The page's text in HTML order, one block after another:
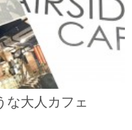
な大人カフェ